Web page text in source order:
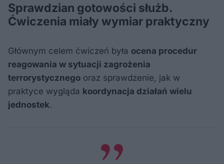
Sprawdzian gotowości służb.
Ćwiczenia miały wymiar praktyczny
Głównym celem ćwiczeń była ocena procedur
reagowania w sytuacji zagrożenia
terrorystycznego oraz sprawdzenie, jak w
praktyce wygląda koordynacja działań wielu
jednostek.